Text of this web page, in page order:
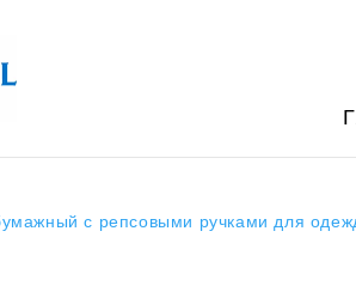
с репсовыми ручками для